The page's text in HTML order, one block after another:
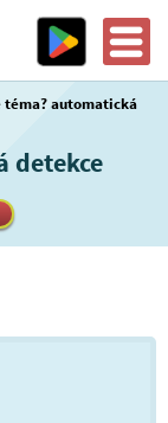
téma? automatická
detekce